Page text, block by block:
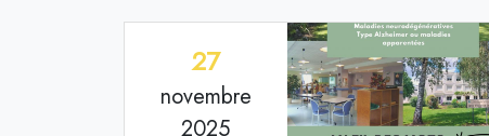
27
novembre
2025